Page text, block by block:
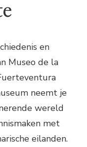
en
Museo de la
neemt je
wereld
met
eilanden.